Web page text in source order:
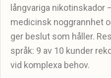
långvariga nikotinskador
medicinsk noggrannhet
ger beslut som håller.
språk: 9 av 10 kunder
vid komplexa behov.